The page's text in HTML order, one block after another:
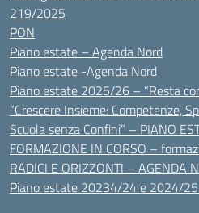
219/2025
PON
Piano estate – Agenda Nord
Piano estate -Agenda Nord
Piano estate 2025/26 – “Resta
“Crescere Insieme: Competenze,
Scuola senza Confini” – PIANO
FORMAZIONE IN CORSO –
RADICI E ORIZZONTI –
Piano estate 20234/24 e 2024/